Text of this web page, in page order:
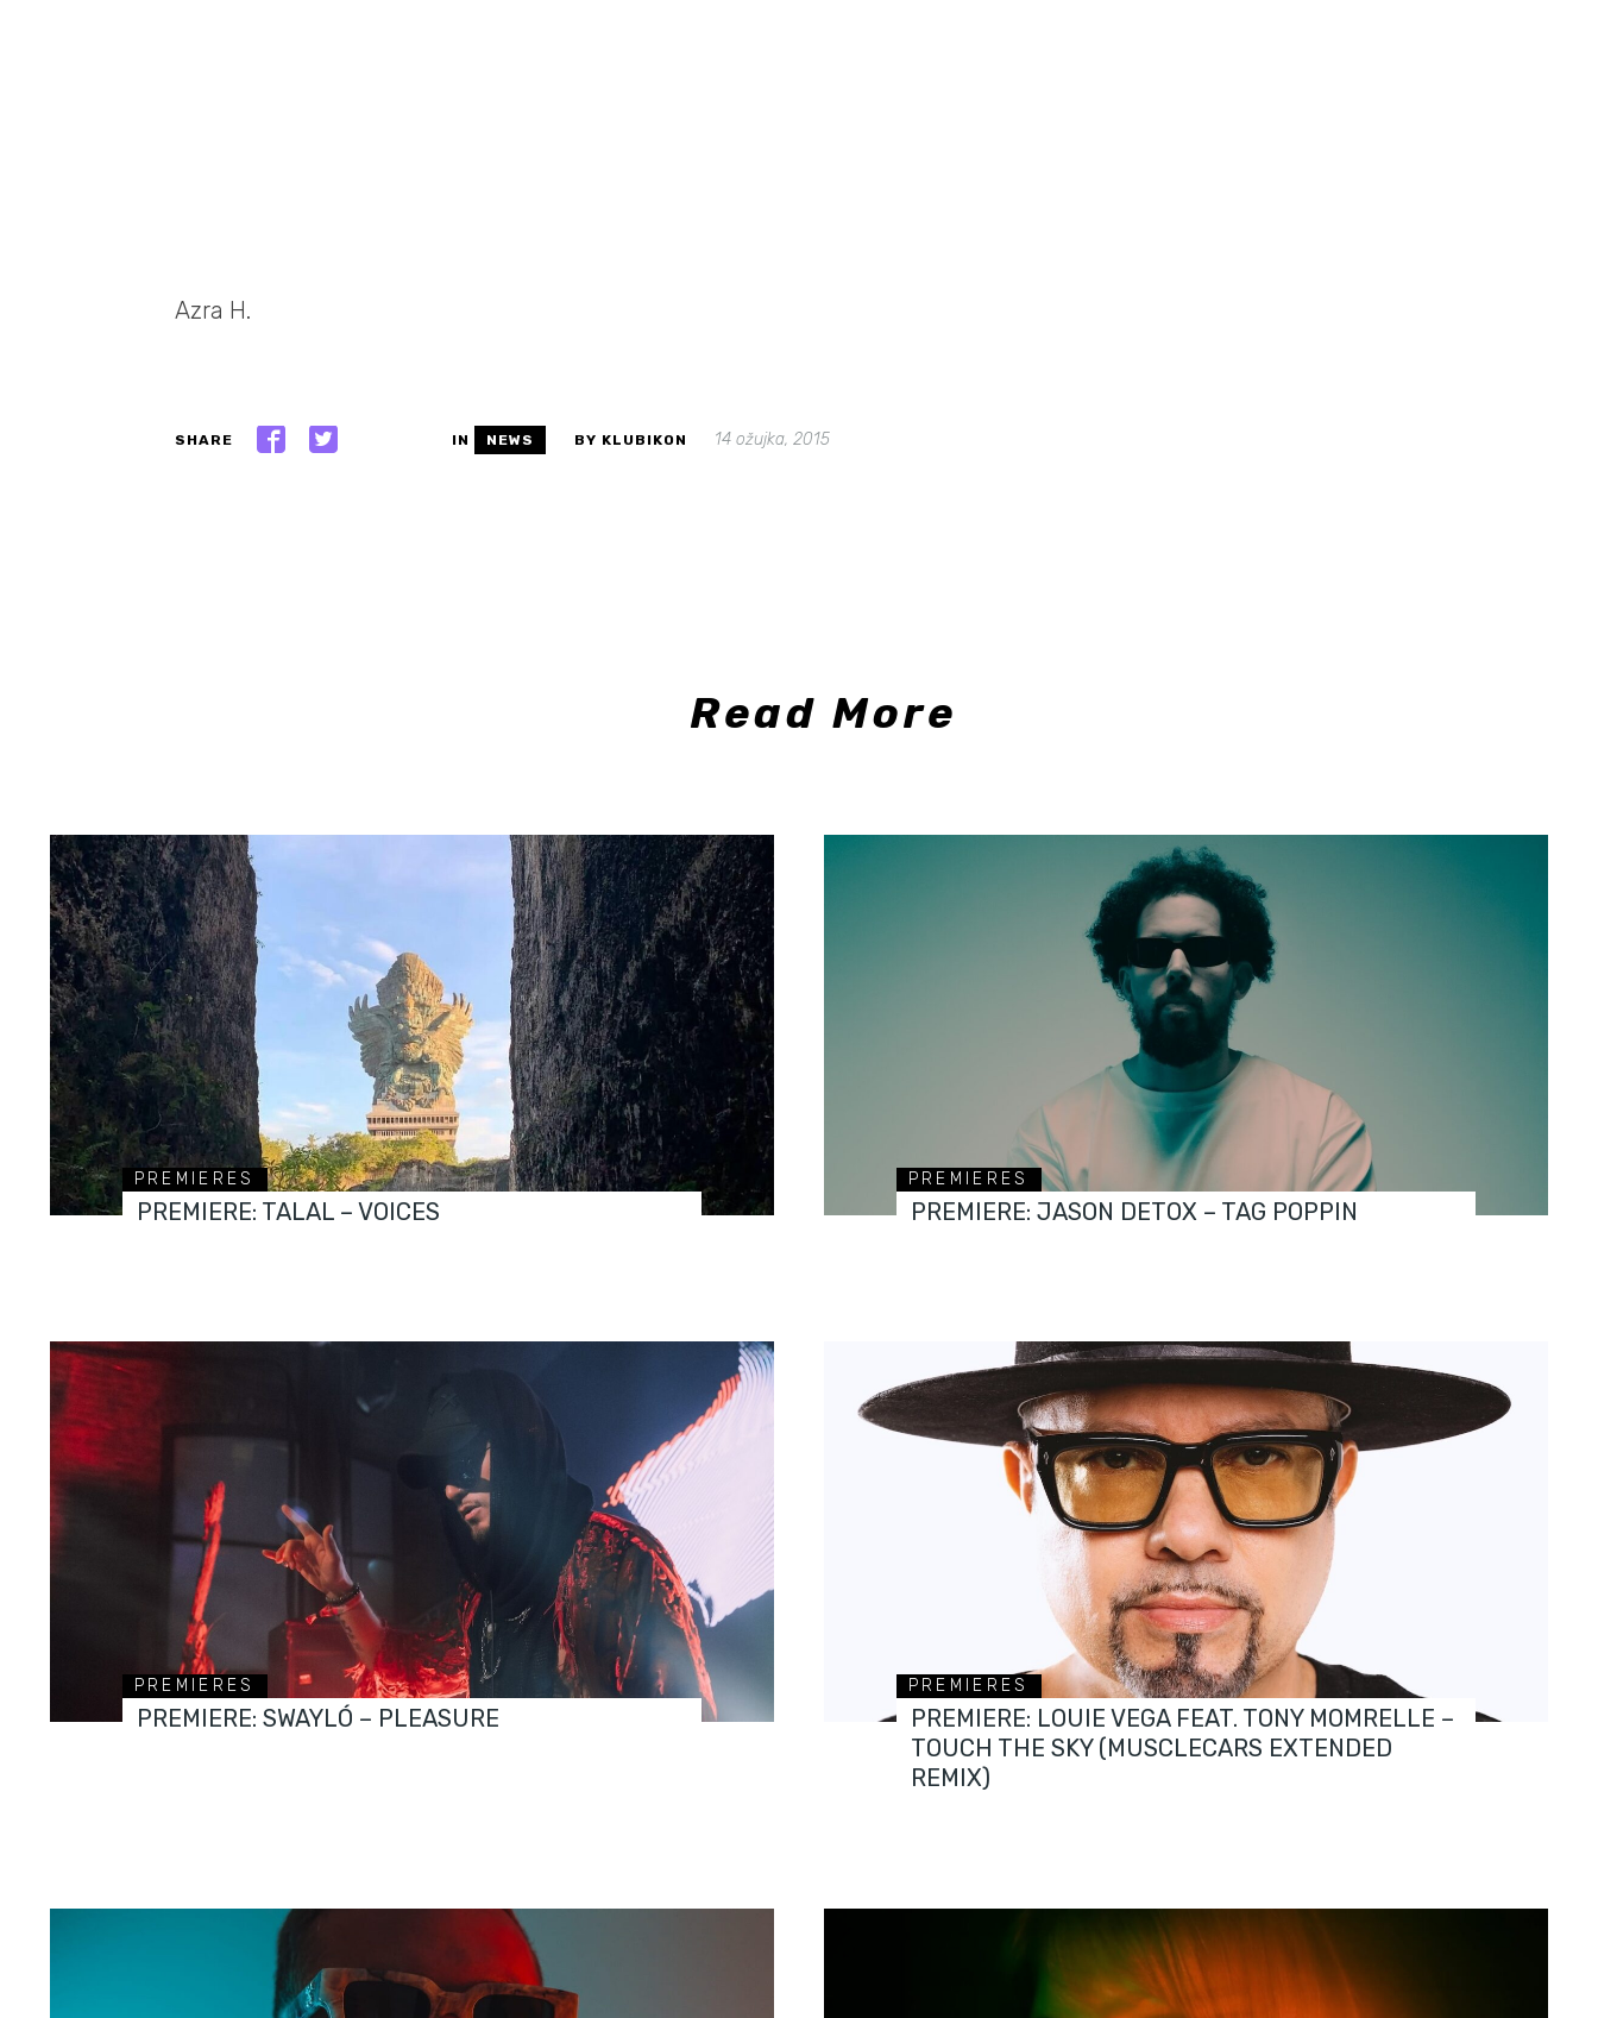
Azra H.
SHARE IN NEWS BY KLUBIKON 14 ožujka, 2015
Read More
PREMIERES
PREMIERE: TALAL – VOICES
PREMIERES
PREMIERE: JASON DETOX – TAG POPPIN
PREMIERES
PREMIERE: SWAYLÓ – PLEASURE
PREMIERES
PREMIERE: LOUIE VEGA FEAT. TONY MOMRELLE –
TOUCH THE SKY (MUSCLECARS EXTENDED
REMIX)